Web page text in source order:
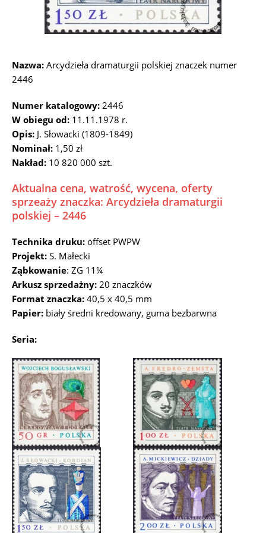
Nazwa: Arcydzieła dramaturgii polskiej znaczek numer
2446
Numer katalogowy: 2446
W obiegu od: 11.11.1978 r.
Opis: J. Słowacki (1809-1849)
Nominał: 1,50 zł
Nakład: 10 820 000 szt.
Aktualna cena, watrość, wycena, oferty
sprzeaży znaczka: Arcydzieła dramaturgii
polskiej – 2446
Technika druku: offset PWPW
Projekt: S. Małecki
Ząbkowanie: ZG 11¼
Arkusz sprzedażny: 20 znaczków
Format znaczka: 40,5 x 40,5 mm
Papier: biały średni kredowany, guma bezbarwna
Seria: